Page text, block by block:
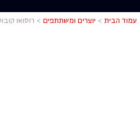
עמוד הבית > יוצרים ומשתתפים > רוסואו